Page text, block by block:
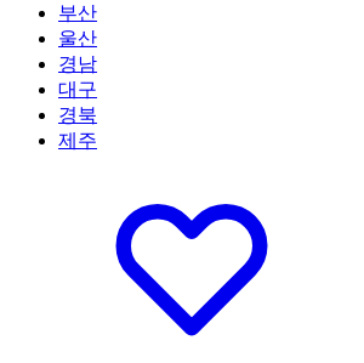
부산
울산
경남
대구
경북
제주